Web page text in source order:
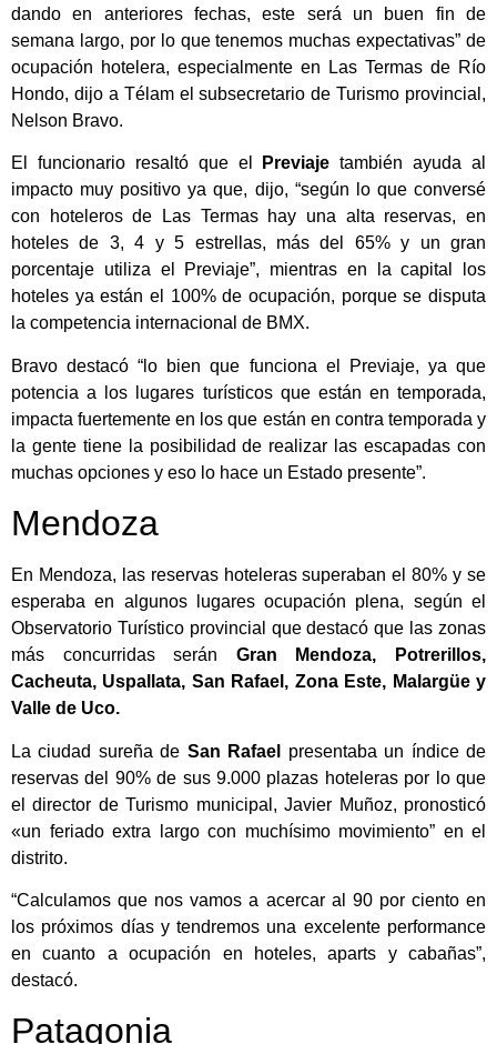
dando en anteriores fechas, este será un buen fin de
semana largo, por lo que tenemos muchas expectativas” de
ocupación hotelera, especialmente en Las Termas de Río
Hondo, dijo a Télam el subsecretario de Turismo provincial,
Nelson Bravo.
El funcionario resaltó que el Previajetambién ayuda al
impacto muy positivo ya que, dijo, “según lo que conversé
con hoteleros de Las Termas hay una alta reservas, en
hoteles de 3, 4 y 5 estrellas, más del 65% y un gran
porcentaje utiliza el Previaje”, mientras en la capital los
hoteles ya están el 100% de ocupación, porque se disputa
la competencia internacional de BMX.
Bravo destacó “lo bien que funciona el Previaje, ya que
potencia a los lugares turísticos que están en temporada,
impacta fuertemente en los que están en contra temporada y
la gente tiene la posibilidad de realizar las escapadas con
muchas opciones y eso lo hace un Estado presente”.
Mendoza
En Mendoza, las reservas hoteleras superaban el 80% y se
esperaba en algunos lugares ocupación plena, según el
Observatorio Turístico provincial que destacó que las zonas
más concurridas serán Gran Mendoza, Potrerillos,
Cacheuta, Uspallata, San Rafael, Zona Este, Malargüe y
Valle de Uco.
La ciudad sureña de San Rafael presentaba un índice de
reservas del 90% de sus 9.000 plazas hoteleras por lo que
el director de Turismo municipal, Javier Muñoz, pronosticó
«un feriado extra largo con muchísimo movimiento” en el
distrito.
“Calculamos que nos vamos a acercar al 90 por ciento en
los próximos días y tendremos una excelente performance
en cuanto a ocupación en hoteles, aparts y cabañas”,
destacó.
Patagonia